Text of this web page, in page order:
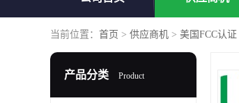
当前位置： 首页 > 供应商机 > 美国FCC认证
产品分类 Product